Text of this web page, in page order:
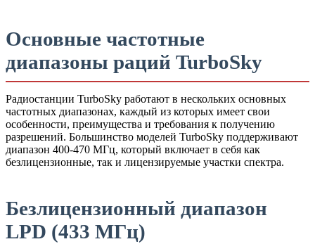
Основные частотные
диапазоны раций TurboSky
Радиостанции TurboSky работают в нескольких основных
частотных диапазонах, каждый из которых имеет свои
особенности, преимущества и требования к получению
разрешений. Большинство моделей TurboSky поддерживают
диапазон 400-470 МГц, который включает в себя как
безлицензионные, так и лицензируемые участки спектра.
Безлицензионный диапазон
LPD (433 МГц)